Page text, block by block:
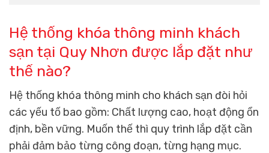
Hệ thống khóa thông minh khách
sạn tại Quy Nhơn được lắp đặt như
thế nào?
Hệ thống khóa thông minh cho khách sạn đòi hỏi
các yếu tố bao gồm: Chất lượng cao, hoạt động ổn
định, bền vững. Muốn thế thì quy trình lắp đặt cần
phải đảm bảo từng công đoạn, từng hạng mục.